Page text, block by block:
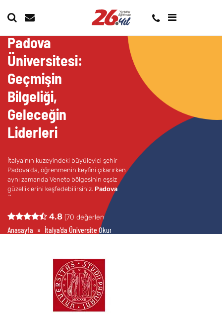
Padova
Üniversitesi:
Geçmişin
Bilgeliği,
Geleceğin
Liderleri
İtalya’nın kuzeyindeki büyüleyici şehir
Padova’da, öğrenmenin keyfini çıkarırken
aynı zamanda Veneto bölgesinin eşsiz
güzelliklerini keşfedebilirsiniz. Padova
, size sadece akademik bir
gelişiminiz için de mükemmel bir ortam
sunar.
4.8 (70 değerlendirme)
Anasayfa » İtalya’da Üniversite Okumak